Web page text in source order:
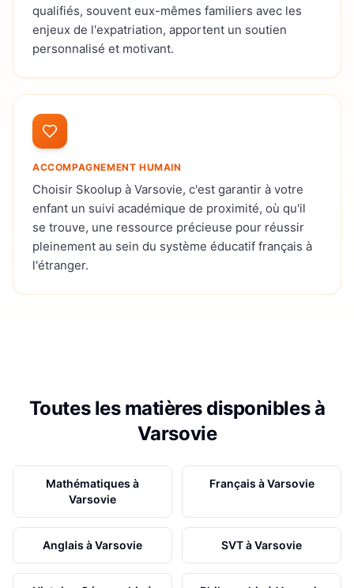
qualifiés, souvent eux-mêmes familiers avec les
enjeux de l'expatriation, apportent un soutien
personnalisé et motivant.
ACCOMPAGNEMENT HUMAIN
Choisir Skoolup à Varsovie, c'est garantir à votre
enfant un suivi académique de proximité, où qu'il
se trouve, une ressource précieuse pour réussir
pleinement au sein du système éducatif français à
l'étranger.
Toutes les matières disponibles à
Varsovie
Mathématiques à
Varsovie
Français àVarsovie
Anglais àVarsovie SVTàVarsovie